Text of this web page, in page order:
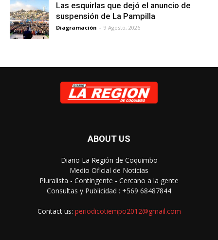
Las esquirlas que dejó el anuncio de
suspensión de La Pampilla
Diagramación - 9 Agosto, 2026
ABOUT US
Diario La Región de Coquimbo
Medio Oficial de Noticias
Pluralista - Contingente - Cercano a la gente
Consultas y Publicidad : +569 68487844
Contact us: periodicotiempo2012@gmail.com